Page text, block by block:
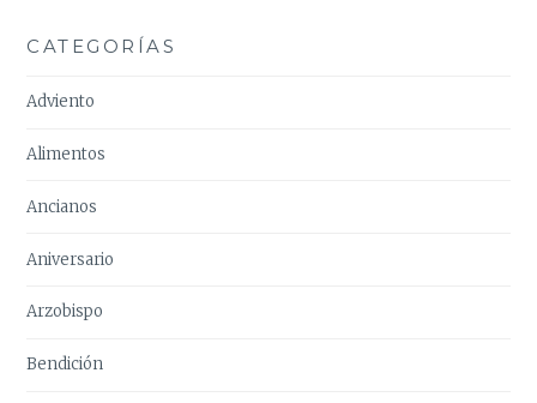
CATEGORÍAS
Adviento
Alimentos
Ancianos
Aniversario
Arzobispo
Bendición